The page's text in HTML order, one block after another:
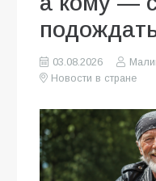
03.08.2026
Новости в стране